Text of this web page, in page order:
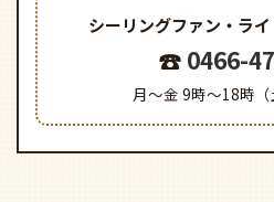
シーリングファン・ラ
0466-
月～金 9時～18時（